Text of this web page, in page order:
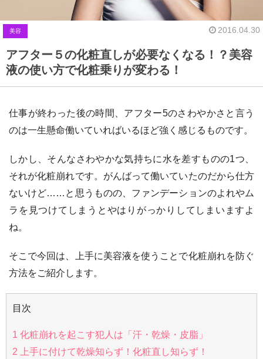
美容 2016.04.30
アフター５の化粧直しが必要なくなる！？美容
液の使い方で化粧乗りが変わる！
仕事が終わった後の時間、アフター5のさわやかさと言う
のは一生懸命働いていればいるほど強く感じるものです。
しかし、そんなさわやかな気持ちに水を差すものの1つ、
それが化粧崩れです。がんばって働いていたのだから仕方
ないけど……と思うものの、ファンデーションのよれやム
ラを見つけてしまうとやはりがっかりしてしまいますよ
ね。
そこで今回は、上手に美容液を使うことで化粧崩れを防ぐ
方法をご紹介します。
目次
1 化粧崩れを起こす犯人は「汗・乾燥・皮脂」
2 上手に付けて乾燥知らず！化粧直し知らず！